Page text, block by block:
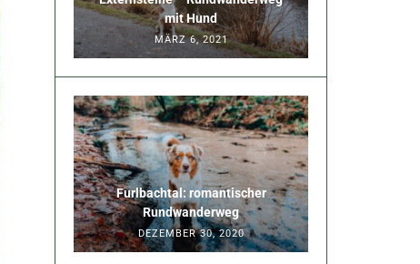
mit Hund
MÄRZ 6, 2021
Furlbachtal: romantischer
Rundwanderweg
DEZEMBER 30, 2020